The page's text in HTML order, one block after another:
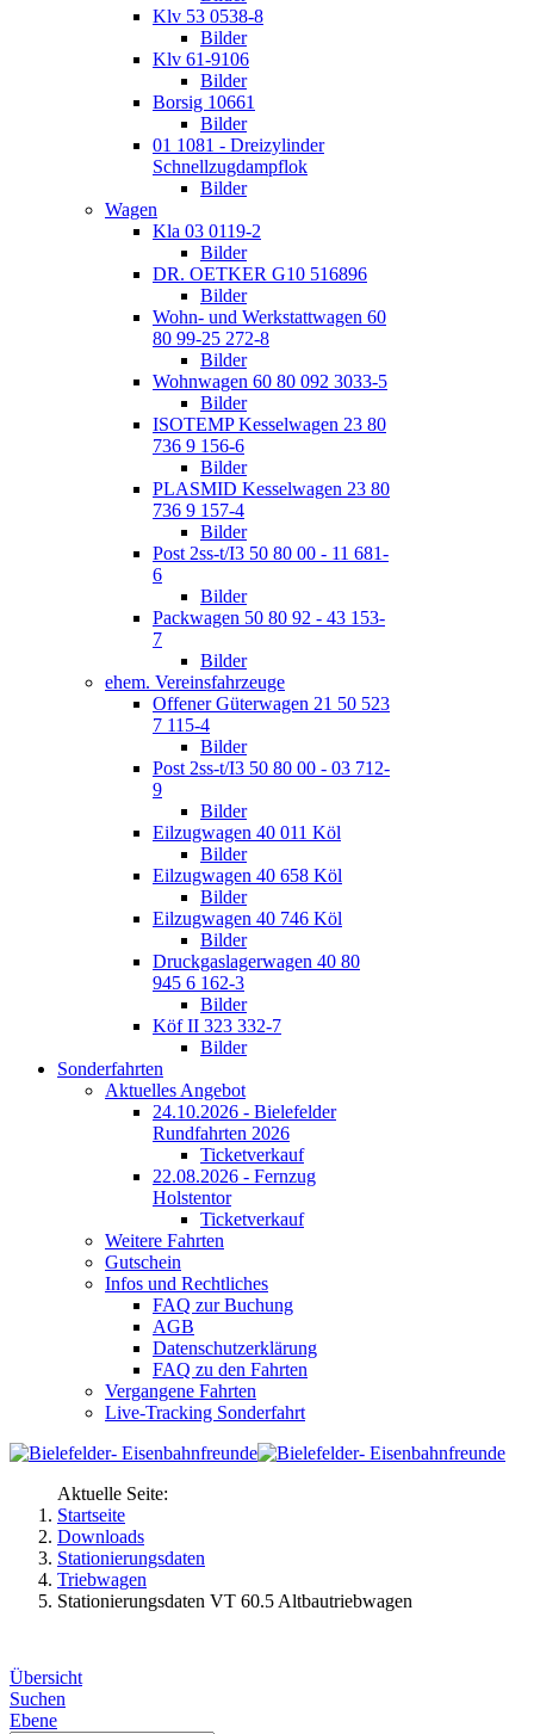
Klv 53 0538-8
Bilder
Klv 61-9106
Bilder
Borsig 10661
Bilder
01 1081 - Dreizylinder
Schnellzugdampflok
Bilder
Wagen
Kla 03 0119-2
Bilder
DR. OETKER G10 516896
Bilder
Wohn- und Werkstattwagen 60
80 99-25 272-8
Bilder
Wohnwagen 60 80 092 3033-5
Bilder
ISOTEMP Kesselwagen 23 80
736 9 156-6
Bilder
PLASMID Kesselwagen 23 80
736 9 157-4
Bilder
Post 2ss-t/I3 50 80 00 - 11 681-
6
Bilder
Packwagen 50 80 92 - 43 153-
7
Bilder
ehem. Vereinsfahrzeuge
Offener Güterwagen 21 50 523
7 115-4
Bilder
Post 2ss-t/I3 50 80 00 - 03 712-
9
Bilder
Eilzugwagen 40 011 Köl
Bilder
Eilzugwagen 40 658 Köl
Bilder
Eilzugwagen 40 746 Köl
Bilder
Druckgaslagerwagen 40 80
945 6 162-3
Bilder
Köf II 323 332-7
Bilder
Sonderfahrten
Aktuelles Angebot
24.10.2026 - Bielefelder
Rundfahrten 2026
Ticketverkauf
22.08.2026 - Fernzug
Holstentor
Ticketverkauf
Weitere Fahrten
Gutschein
Infos und Rechtliches
FAQ zur Buchung
AGB
Datenschutzerklärung
FAQ zu den Fahrten
Vergangene Fahrten
Live-Tracking Sonderfahrt
Aktuelle Seite:
Startseite
Downloads
Stationierungsdaten
Triebwagen
Stationierungsdaten VT 60.5 Altbautriebwagen
Übersicht
Suchen
Ebene